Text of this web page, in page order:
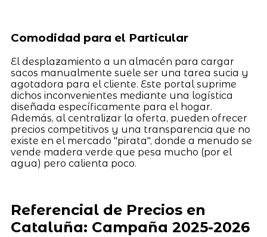
Comodidad para el Particular
El desplazamiento a un almacén para cargar
sacos manualmente suele ser una tarea sucia y
agotadora para el cliente. Este portal suprime
dichos inconvenientes mediante una logística
diseñada específicamente para el hogar.
Además, al centralizar la oferta, pueden ofrecer
precios competitivos y una transparencia que no
existe en el mercado "pirata", donde a menudo se
vende madera verde que pesa mucho (por el
agua) pero calienta poco.
Referencial de Precios en
Cataluña: Campaña 2025-2026